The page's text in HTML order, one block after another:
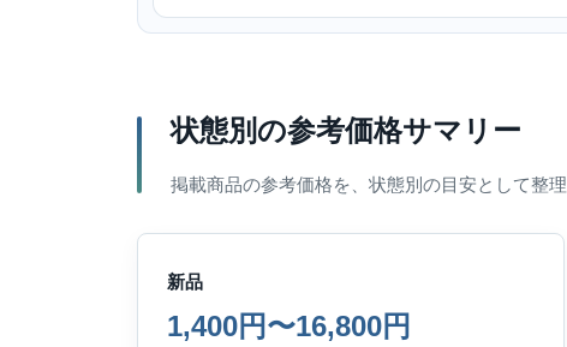
状態別の参考価格サマリー
掲載商品の参考価格を、状態別の目安として整理
新品
1,400円〜16,800円